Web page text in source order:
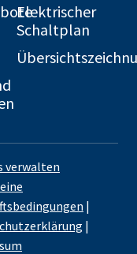
Elektrischer
Schaltplan
verwalten
|
|